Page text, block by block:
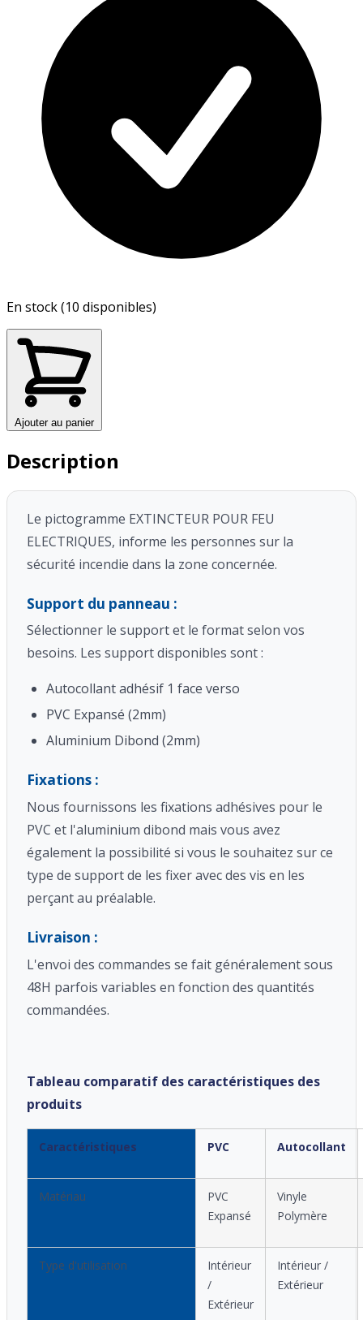
En stock (10 disponibles)
Ajouter au panier
Description
Le pictogramme EXTINCTEUR POUR FEU
ELECTRIQUES, informe les personnes sur la
sécurité incendie dans la zone concernée.
Support du panneau :
Sélectionner le support et le format selon vos
besoins. Les support disponibles sont :
Autocollant adhésif 1 face verso
PVC Expansé (2mm)
Aluminium Dibond (2mm)
Fixations :
Nous fournissons les fixations adhésives pour le
PVC et l'aluminium dibond mais vous avez
également la possibilité si vous le souhaitez sur ce
type de support de les fixer avec des vis en les
perçant au préalable.
Livraison :
L'envoi des commandes se fait généralement sous
48H parfois variables en fonction des quantités
commandées.
Tableau comparatif des caractéristiques des
produits
Caractéristiques PVC Autocollant
Matériau
PVC
Expansé
Vinyle
Polymère
Type d'utilisation
Intérieur
/
Extérieur
Intérieur /
Extérieur